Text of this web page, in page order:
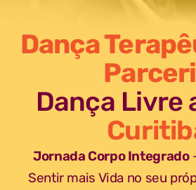
Dança
Dança Livre
Jornada Corpo Integrado
Sentir mais Vida no seu